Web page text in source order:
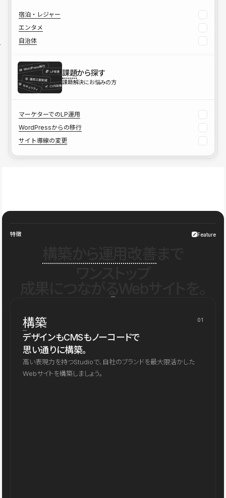
宿泊・レジャー
エンタメ
自治体
課題から探す
課題解決にお悩みの方
マーケターでのLP運用
WordPressからの移行
サイト導線の変更
特徴 Feature
構築 01
デザインもCMSもノーコードで
思い通りに構築。
高い表現力を持つStudioで、自社のブランドを最大限活かした
Webサイトを構築しましょう。